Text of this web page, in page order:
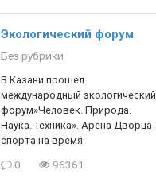
Экологический форум
Без рубрики
В Казани прошел
международный экологический
форум»Человек. Природа.
Наука. Техника». Арена Дворца
спорта на время
0 96361